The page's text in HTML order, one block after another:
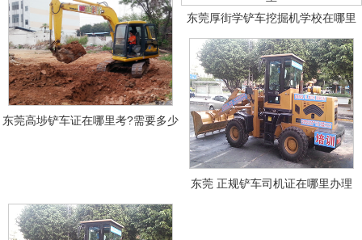
东莞高埗铲车证在哪里考?需要多少
东莞厚街学铲车挖掘机学校在哪里
东莞 正规铲车司机证在哪里办理